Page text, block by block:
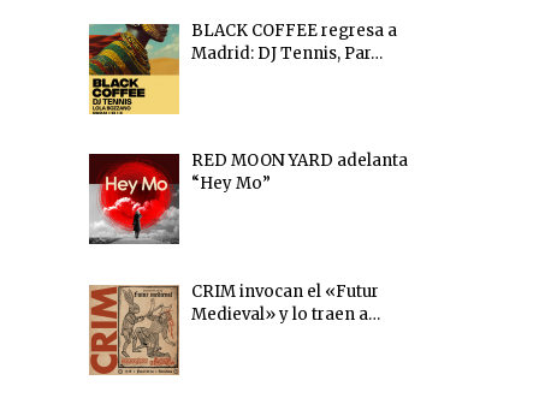
BLACK COFFEE regresa a
Madrid: DJ Tennis, Par…
RED MOON YARD adelanta
“Hey Mo”
CRIM invocan el «Futur
Medieval» y lo traen a…